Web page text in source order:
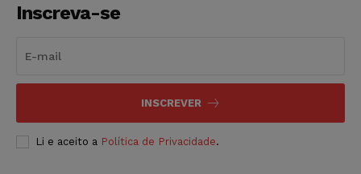
Inscreva-se
INSCREVER
Li e aceito a Política de Privacidade.